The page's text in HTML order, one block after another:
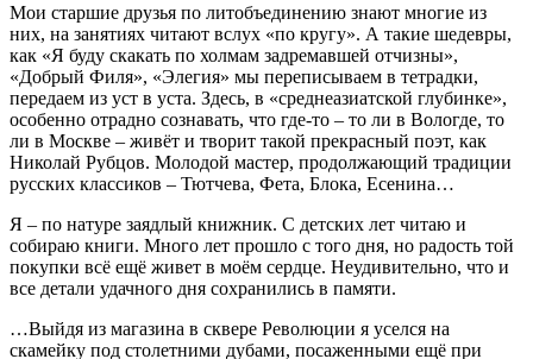
Мои старшие друзья по литобъединению знают многие из
них, на занятиях читают вслух «по кругу». А такие шедевры,
как «Я буду скакать по холмам задремавшей отчизны»,
«Добрый Филя», «Элегия» мы переписываем в тетрадки,
передаем из уст в уста. Здесь, в «среднеазиатской глубинке»,
особенно отрадно сознавать, что где-то – то ли в Вологде, то
ли в Москве – живёт и творит такой прекрасный поэт, как
Николай Рубцов. Молодой мастер, продолжающий традиции
русских классиков – Тютчева, Фета, Блока, Есенина…
Я – по натуре заядлый книжник. С детских лет читаю и
собираю книги. Много лет прошло с того дня, но радость той
покупки всё ещё живет в моём сердце. Неудивительно, что и
все детали удачного дня сохранились в памяти.
…Выйдя из магазина в сквере Революции я уселся на
скамейку под столетними дубами, посаженными ещё при